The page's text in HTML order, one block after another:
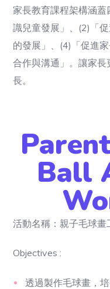
家長教育課程架構涵
識兒童發展」、 (2) 「
的發展」、 (4) 「促進
合作與溝通」。讓家
長。
Ball
活動名稱：親子毛球畫
Objectives :
透過製作毛球畫，